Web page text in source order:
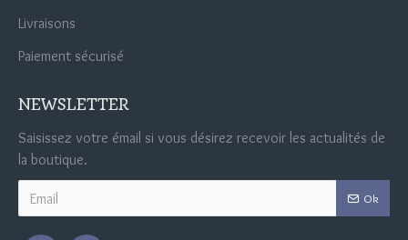
Livraisons
Paiement sécurisé
NEWSLETTER
Saisissez votre émail si vous désirez recevoir les actualités de
la boutique.
Ok